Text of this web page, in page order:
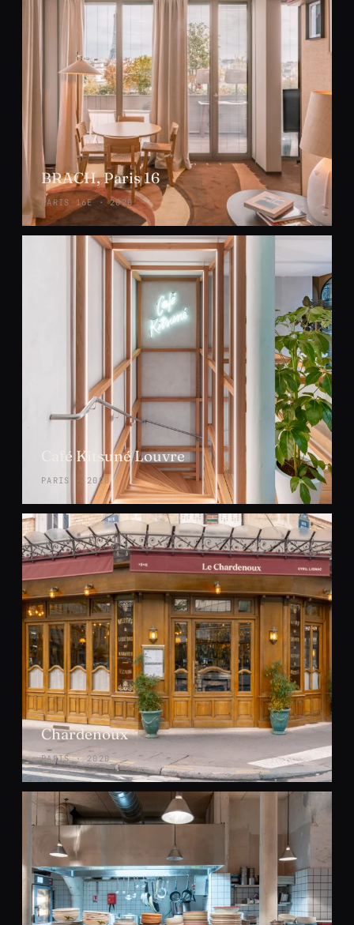
BRACH, Paris 16
PARIS 16E · 2020
Café Kitsuné Louvre
PARIS · 2020
Chardenoux
PARIS · 2020